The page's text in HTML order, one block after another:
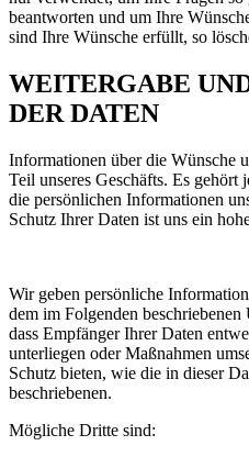
beantworten und um Ihre
sind Ihre Wünsche erfüllt, so
WEITERGABE
DER DATEN
Informationen über die Wünsche
Teil unseres Geschäfts. Es gehört
die persönlichen Informationen
Schutz Ihrer Daten ist uns ein
Wir geben persönliche
dem im Folgenden
dass Empfänger Ihrer Daten
unterliegen oder Maßnahmen
Schutz bieten, wie die in dieser
beschriebenen.
Mögliche Dritte sind: